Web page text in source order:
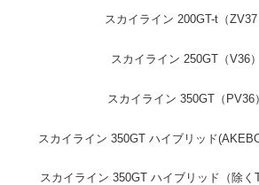
スカイライン 200GT-t（ZV37
スカイライン 250GT（V36）
スカイライン 350GT（PV36）
スカイライン 350GT ハイブリッド
スカイライン 350GT ハイブリッド（除く